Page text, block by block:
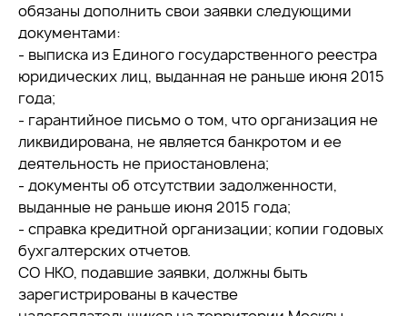
обязаны дополнить свои заявки следующими
документами:
- выписка из Единого государственного реестра
юридических лиц, выданная не раньше июня 2015
года;
- гарантийное письмо о том, что организация не
ликвидирована, не является банкротом и ее
деятельность не приостановлена;
- документы об отсутствии задолженности,
выданные не раньше июня 2015 года;
- справка кредитной организации; копии годовых
бухгалтерских отчетов.
СО НКО, подавшие заявки, должны быть
зарегистрированы в качестве